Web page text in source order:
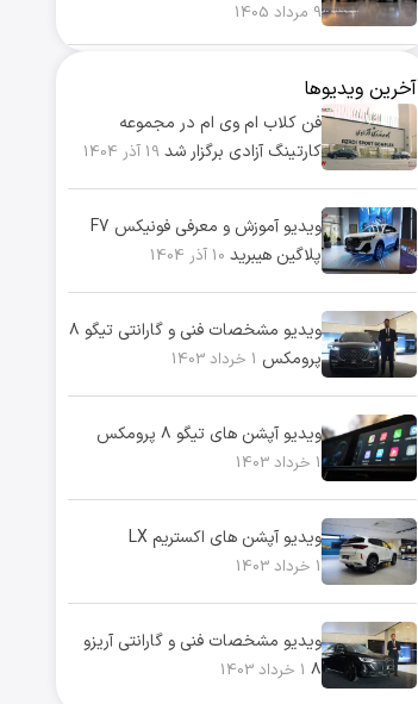
9 مرداد 1405
آخرین ویدیوها
فن کلاب ام وی ام در مجموعه
کارتینگ آزادی برگزار شد 19 آذر 1404
ویدیو آموزش و معرفی فونیکس F7
پلاگین هیبرید 10 آذر 1404
ویدیو مشخصات فنی و گارانتی تیگو ۸
پرومکس 1 خرداد 1403
ویدیو آپشن های تیگو ۸ پرومکس
1 خرداد 1403
ویدیو آپشن های اکستریم LX
1 خرداد 1403
ویدیو مشخصات فنی و گارانتی آریزو
۸ 1 خرداد 1403